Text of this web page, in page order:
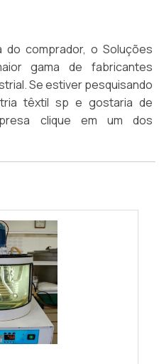
do comprador, o Soluções
gama de fabricantes
Se estiver pesquisando
têxtil sp e gostaria de
clique em um dos